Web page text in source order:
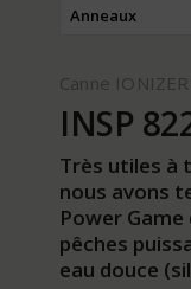
Anneaux
Canne
INSP
Très utiles à
nous avons
Power Game
pêches
eau douce